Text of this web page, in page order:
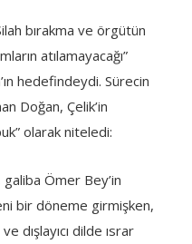
bırakma ve örgütün
atılamayacağı”
hedefindeydi. Sürecin
Doğan, Çelik’in
olarak niteledi:
Ömer Bey’in
bir döneme girmişken,
dışlayıcı dilde ısrar